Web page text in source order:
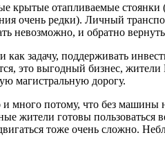
крытые отапливаемые
очень редки). Личный
невозможно, и обратно
задачу, поддерживать
это выгодный бизнес,
магистральную дорогу.
потому, что без машины
жители готовы пользоваться
тоже очень сложно.